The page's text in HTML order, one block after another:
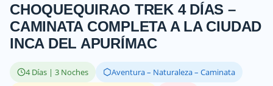
CHOQUEQUIRAO TREK 4 DÍAS –
CAMINATA COMPLETA A LA CIUDAD
INCA DEL APURÍMAC
4 Días | 3 Noches
Aventura – Naturaleza – Caminata